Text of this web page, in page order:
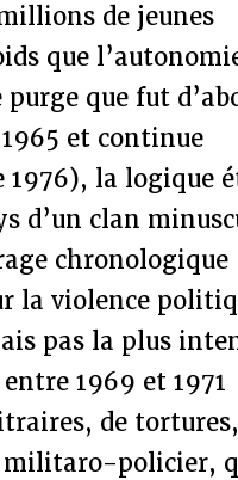
de jeunes
que
que fut
et continue
1976), la logique
d’un clan
chronologique
la violence
pas la plus
1969 et 1971
de tortures,
militaro-policier,